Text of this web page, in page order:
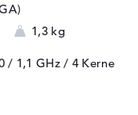
1,3 kg
/ 1,1 GHz/ 4 Kerne